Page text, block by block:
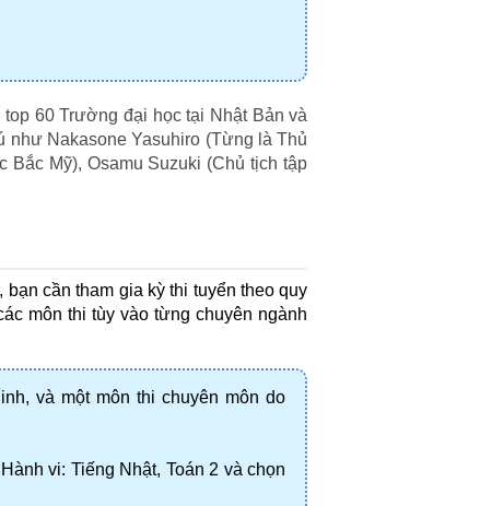
60 Trường đại học tại Nhật Bản và
như Nakasone Yasuhiro (Từng là Thủ
Mỹ), Osamu Suzuki (Chủ tịch tập
cần tham gia kỳ thi tuyển theo quy
môn thi tùy vào từng chuyên ngành
và một môn thi chuyên môn do
vi: Tiếng Nhật, Toán 2 và chọn